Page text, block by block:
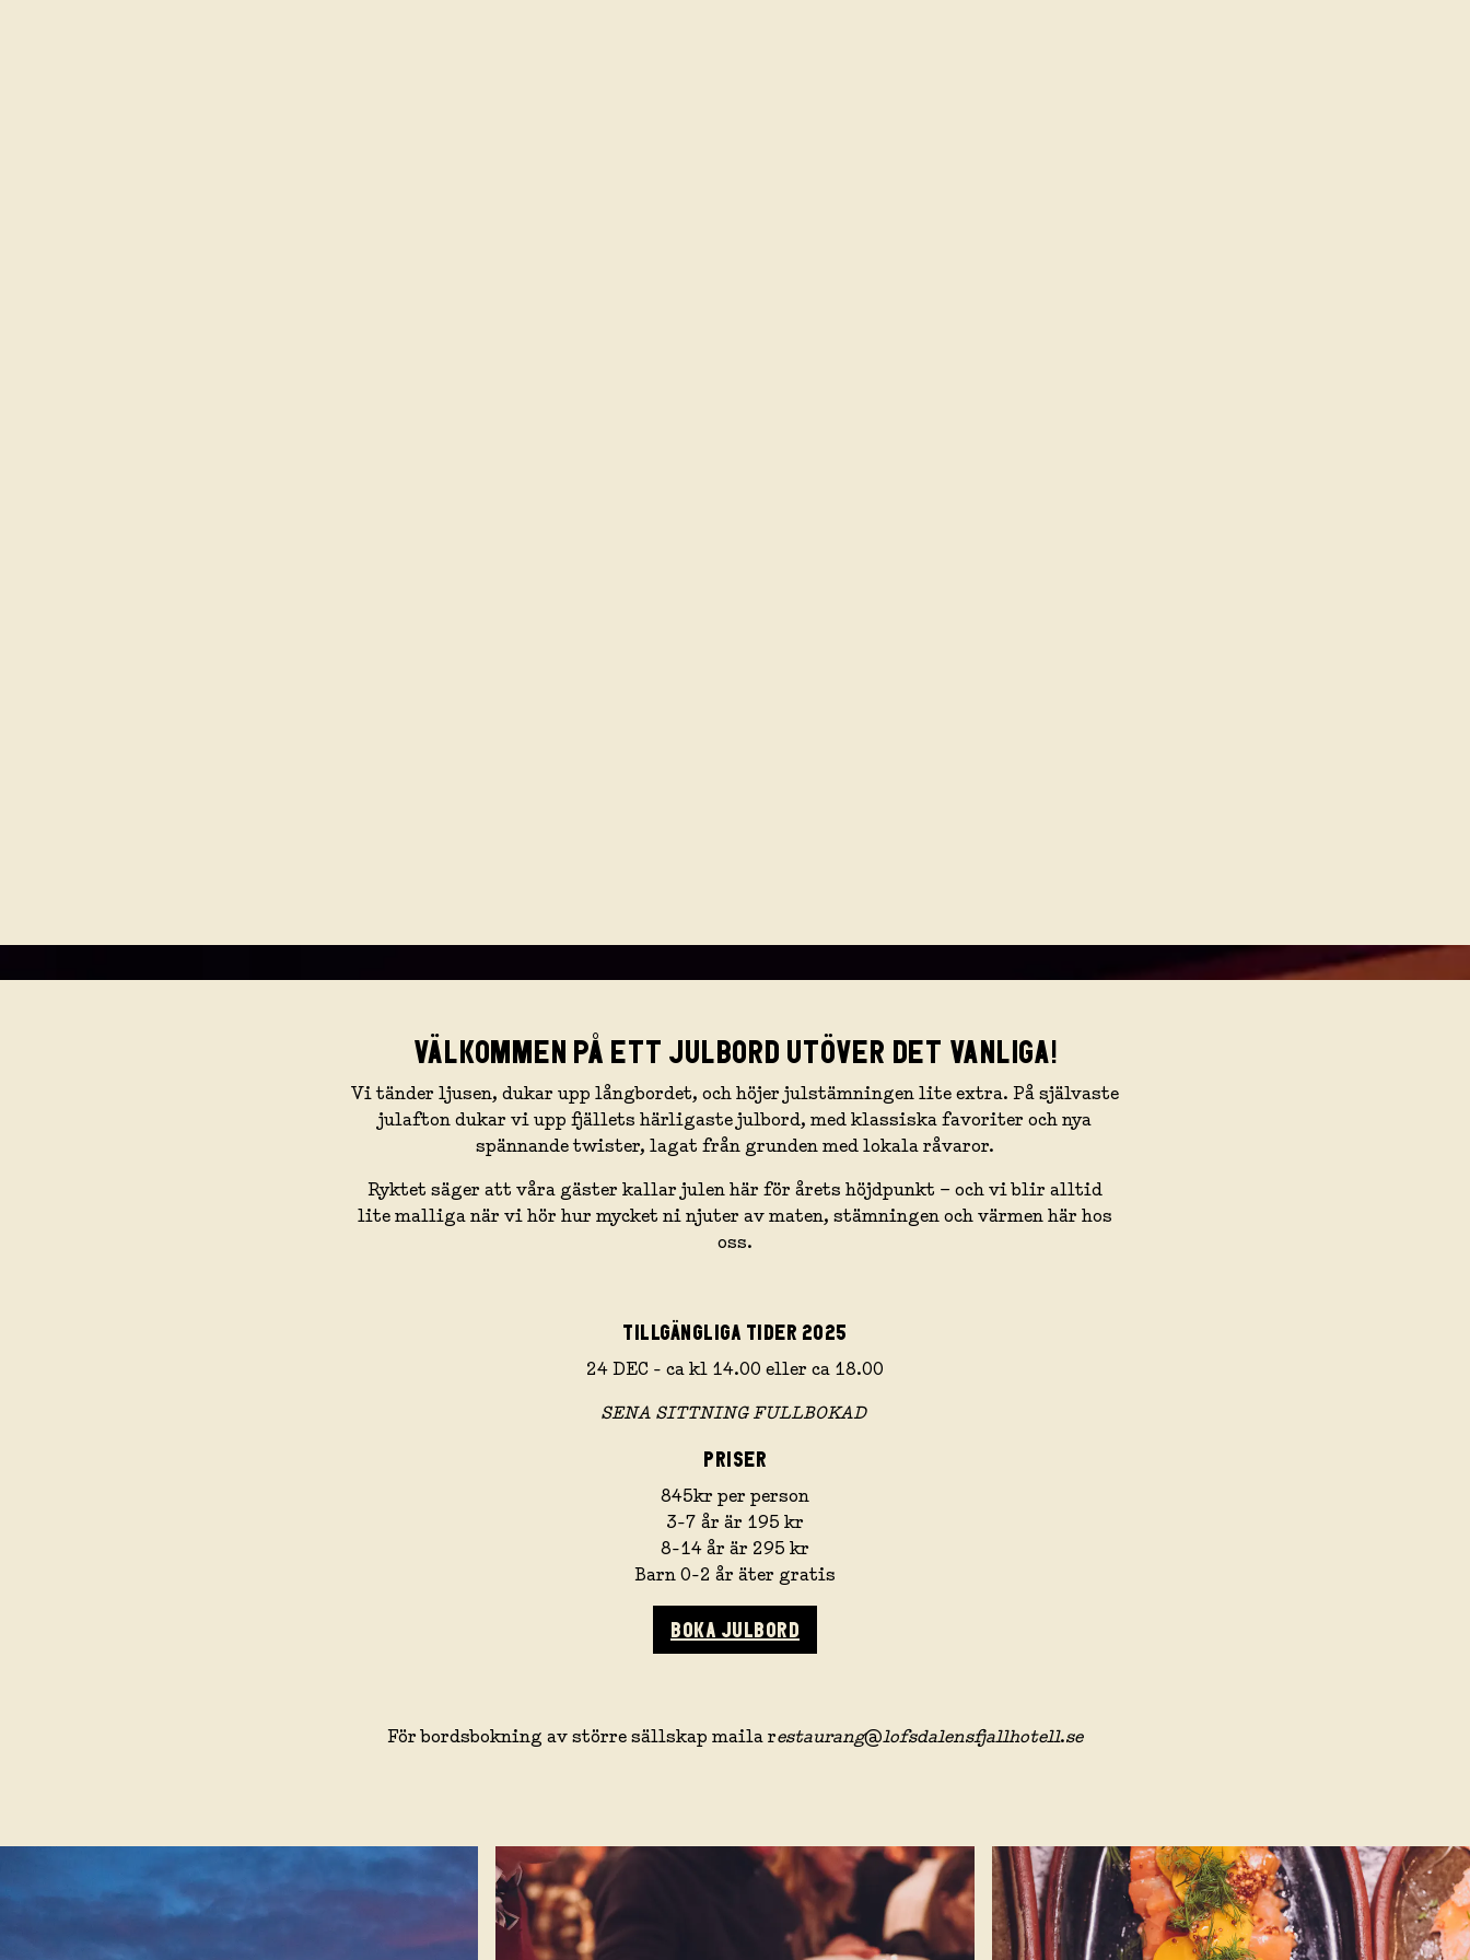
VÄLKOMMEN PÅ ETT JULBORD UTÖVER DET VANLIGA!
Vi tänder ljusen, dukar upp långbordet, och höjer julstämningen lite extra. På självaste
julafton dukar vi upp fjällets härligaste julbord, med klassiska favoriter och nya
spännande twister, lagat från grunden med lokala råvaror.
Ryktet säger att våra gäster kallar julen här för årets höjdpunkt – och vi blir alltid
lite malliga när vi hör hur mycket ni njuter av maten, stämningen och värmen här hos
oss.
TILLGÄNGLIGA TIDER 2025
24 DEC - ca kl 14.00 eller ca 18.00
SENA SITTNING FULLBOKAD
PRISER
845kr per person
3-7 år är 195 kr
8-14 år är 295 kr
Barn 0-2 år äter gratis
BOKA JULBORD
För bordsbokning av större sällskap maila restaurang@lofsdalensfjallhotell.se